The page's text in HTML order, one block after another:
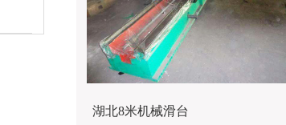
湖北8米机械滑台